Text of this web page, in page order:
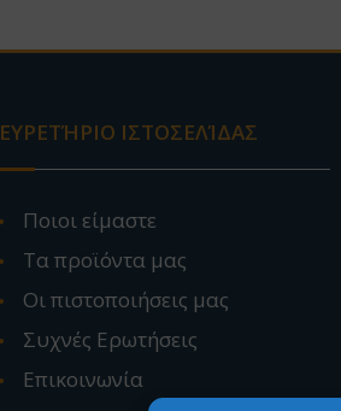
ΕΥΡΕΤΉΡΙΟ ΙΣΤΟΣΕΛΊΔΑΣ
Ποιοι είμαστε
Τα προϊόντα μας
Οι πιστοποιήσεις μας
Συχνές Ερωτήσεις
Επικοινωνία